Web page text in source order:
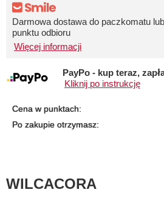
Darmowa dostawa do paczkomatu lub
punktu odbioru
Więcej informacji
PayPo - kup teraz,
Kliknij po instrukcję
Cena w punktach:
Po zakupie otrzymasz:
WILCACORA